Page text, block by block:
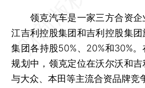
领克汽车是一家三方合资企
江吉利控股集团和吉利控股集
集团各持股50%、20%和30%
规划中，领克定位在沃尔沃和
与大众、本田等主流合资品牌竞